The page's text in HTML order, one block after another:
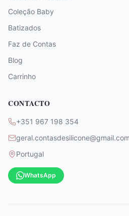
Coleção Baby
Batizados
Faz de Contas
Blog
Carrinho
CONTACTO
+351 967 198 354
geral.contasdesilicone@gmail.com
Portugal
WhatsApp